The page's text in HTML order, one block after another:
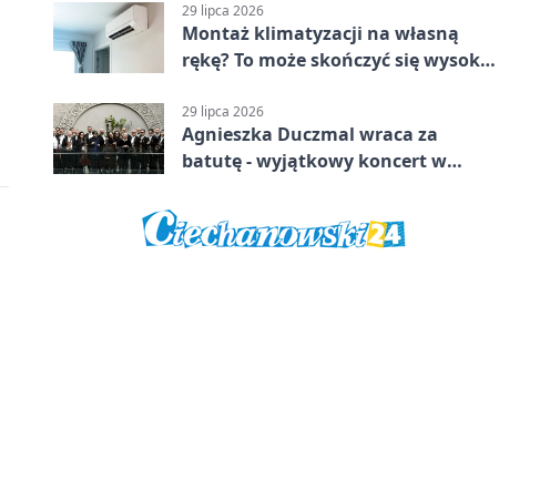
29 lipca 2026
Montaż klimatyzacji na własną
rękę? To może skończyć się wysoką
29 lipca 2026
Agnieszka Duczmal wraca za
batutę - wyjątkowy koncert w